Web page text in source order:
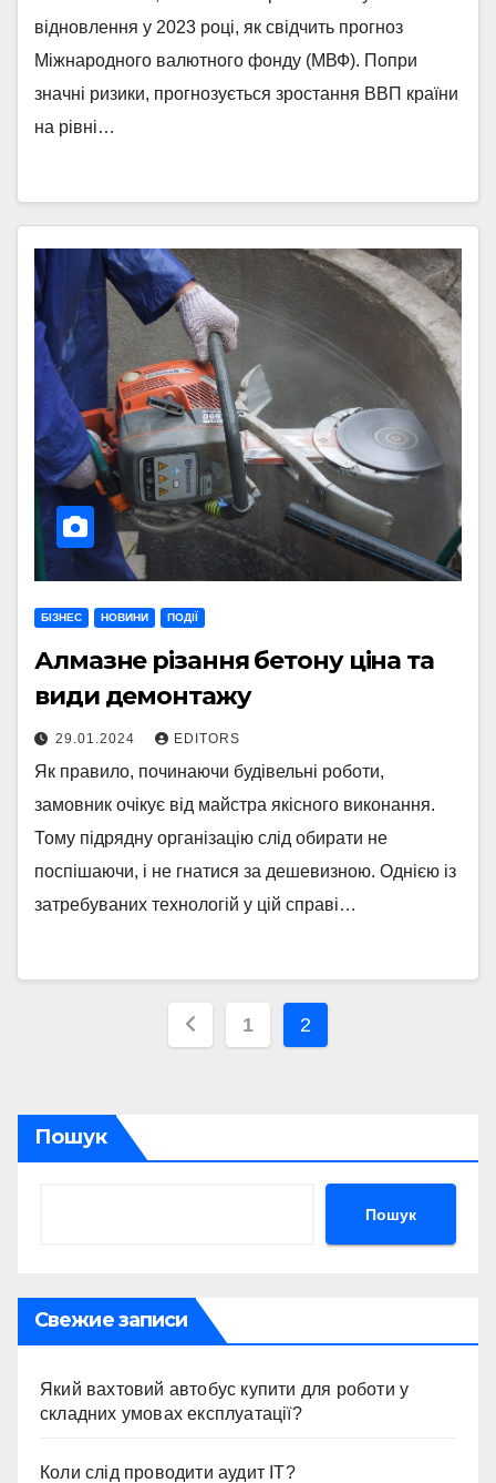
відновлення у 2023 році, як свідчить прогноз
Міжнародного валютного фонду (МВФ). Попри
значні ризики, прогнозується зростання ВВП країни
на рівні…
БІЗНЕС НОВИНИ ПОДІЇ
Алмазне різання бетону ціна та
види демонтажу
29.01.2024 EDITORS
Як правило, починаючи будівельні роботи,
замовник очікує від майстра якісного виконання.
Тому підрядну організацію слід обирати не
поспішаючи, і не гнатися за дешевизною. Однією із
затребуваних технологій у цій справі…
Пагінація
1 2
Пошук
Пошук
Свежие записи
Який вахтовий автобус купити для роботи у
складних умовах експлуатації?
Коли слід проводити аудит ІТ?